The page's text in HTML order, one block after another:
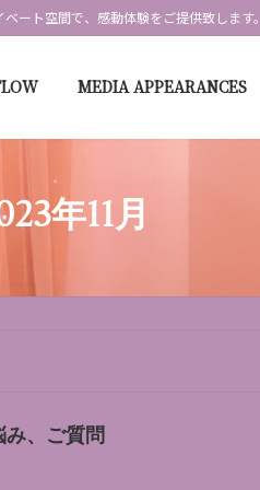
ート空間で、感動体験をご提供致します。
MEDIA APPEARANCES
年11月
み、ご質問